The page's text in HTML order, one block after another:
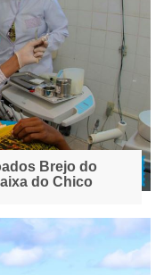
Brejo do
do Chico